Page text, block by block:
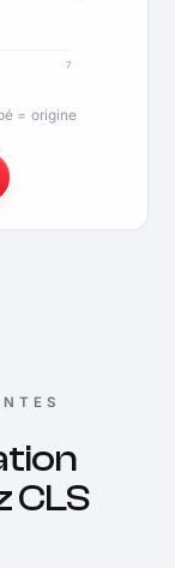
7
= origine
CLS